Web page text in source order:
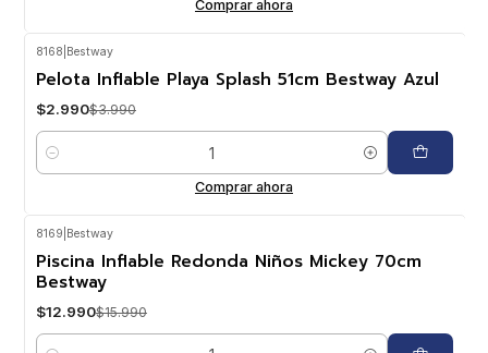
Comprar ahora
-25% OFF
8168 Bestway
Pelota Inflable Playa Splash 51cm Bestway Azul
$2.990$3.990
Cantidad
Comprar ahora
OFF
8169 Bestway
Piscina Inflable Redonda Niños Mickey 70cm
Bestway
$12.990$15.990